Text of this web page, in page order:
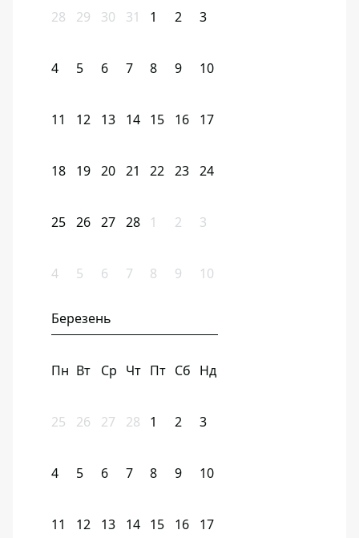
28 29 30 31 1 2 3
4 5 6 7 8 9 10
11 12 13 14 15 16 17
18 19 20 21 22 23 24
25 26 27 28 1 2 3
4 5 6 7 8 9 10
Березень
Пн Вт Ср Чт Пт Сб Нд
25 26 27 28 1 2 3
4 5 6 7 8 9 10
11 12 13 14 15 16 17